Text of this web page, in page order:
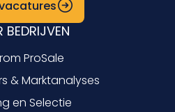
BEDRIJVEN
ProSale
& Marktanalyses
en Selectie